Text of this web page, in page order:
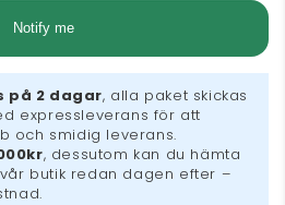
Notify me
på 2 dagar, alla paket skickas
expressleverans för att
och smidig leverans.
, dessutom kan du hämta
butik redan dagen efter –